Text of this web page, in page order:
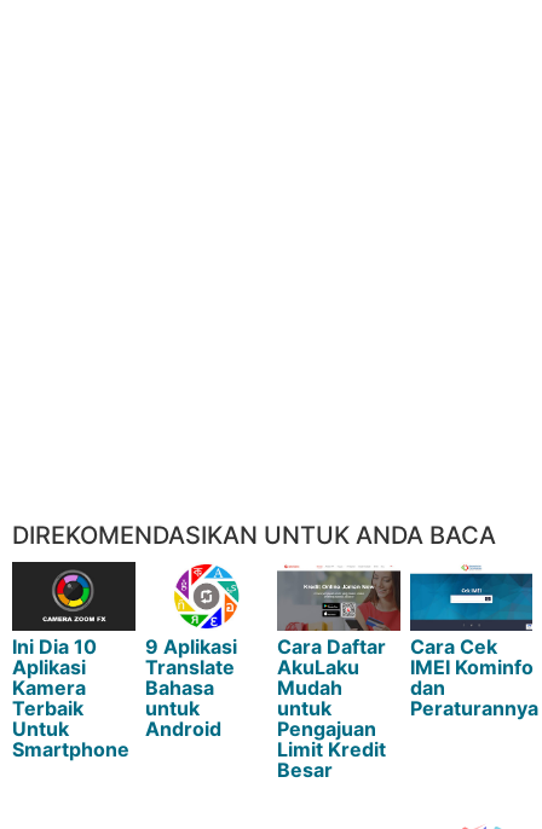
DIREKOMENDASIKAN UNTUK ANDA BACA
Ini Dia 10
Aplikasi
Kamera
Terbaik
Untuk
Smartphone
9 Aplikasi
Translate
Bahasa
untuk
Android
Cara Daftar
AkuLaku
Mudah
untuk
Pengajuan
Limit Kredit
Besar
Cara Cek
IMEI Kominfo
dan
Peraturannya